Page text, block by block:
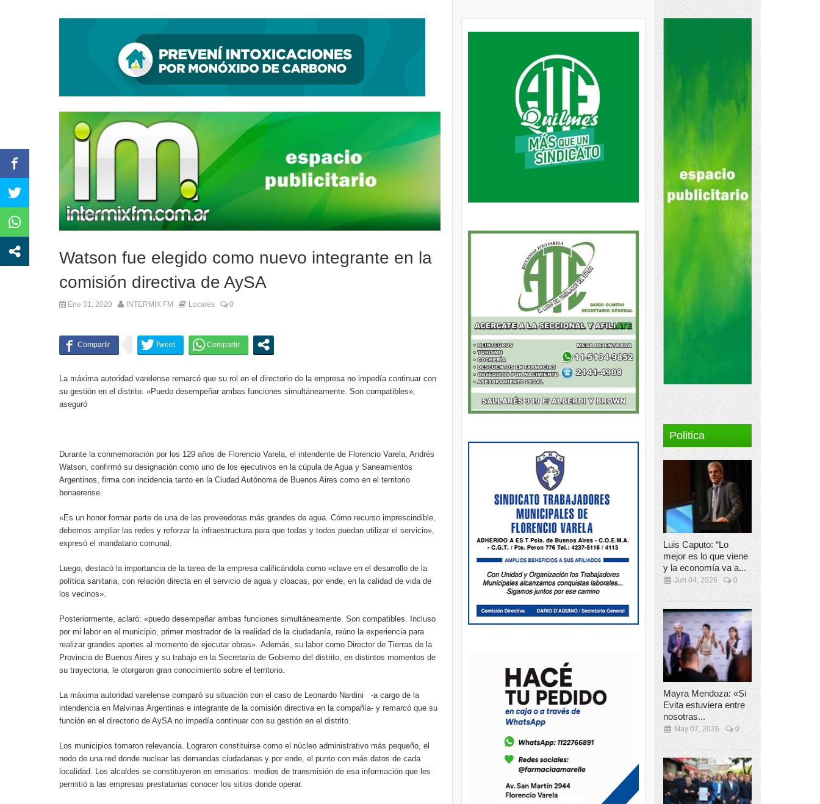
Watson fue elegido como nuevo integrante en la
comisión directiva de AySA
Ene 31, 2020 INTERMIX FM Locales 0
La máxima autoridad varelense remarcó que su rol en el directorio de la empresa no impedía continuar con
su gestión en el distrito. «Puedo desempeñar ambas funciones simultáneamente. Son compatibles»,
aseguró
Durante la conmemoración por los 129 años de Florencio Varela, el intendente de Florencio Varela, Andrés
Watson, confirmó su designación como uno de los ejecutivos en la cúpula de Agua y Saneamientos
Argentinos, firma con incidencia tanto en la Ciudad Autónoma de Buenos Aires como en el territorio
bonaerense.
«Es un honor formar parte de una de las proveedoras más grandes de agua. Cómo recurso imprescindible,
debemos ampliar las redes y reforzar la infraestructura para que todas y todos puedan utilizar el servicio»,
expresó el mandatario comunal.
Luego, destacó la importancia de la tarea de la empresa calificándola como «clave en el desarrollo de la
política sanitaria, con relación directa en el servicio de agua y cloacas, por ende, en la calidad de vida de
los vecinos».
Posteriormente, aclaró: «puedo desempeñar ambas funciones simultáneamente. Son compatibles. Incluso
por mi labor en el municipio, primer mostrador de la realidad de la ciudadanía, reúno la experiencia para
realizar grandes aportes al momento de ejecutar obras». Además, su labor como Director de Tierras de la
Provincia de Buenos Aires y su trabajo en la Secretaría de Gobierno del distrito, en distintos momentos de
su trayectoria, le otorgaron gran conocimiento sobre el territorio.
La máxima autoridad varelense comparó su situación con el caso de Leonardo Nardini -a cargo de la
intendencia en Malvinas Argentinas e integrante de la comisión directiva en la compañía- y remarcó que su
función en el directorio de AySA no impedía continuar con su gestión en el distrito.
Los municipios tomaron relevancia. Lograron constituirse como el núcleo administrativo más pequeño, el
nodo de una red donde nuclear las demandas ciudadanas y por ende, el punto con más datos de cada
localidad. Los alcaldes se constituyeron en emisarios: medios de transmisión de esa información que les
permitió a las empresas prestatarias conocer los sitios donde operar.
Politica
Luis Caputo: “Lo
mejor es lo que viene
y la economía va a...
Jun 04, 2026 0
Mayra Mendoza: «Si
Evita estuviera entre
nosotras...
May 07, 2026 0